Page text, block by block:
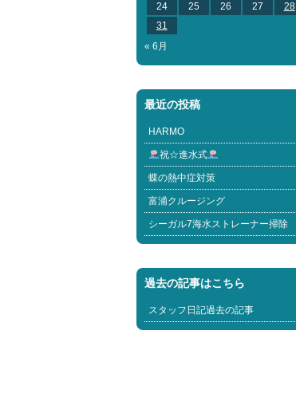
24
25 26 27 28
31
« 6月
最近の投稿
HARMO
祝☆進水式
蝶の熱中症対策
富浦クルージング
シーガル7海水ストレーナー掃除
過去の記事はこちら
スタッフ日記過去の記事